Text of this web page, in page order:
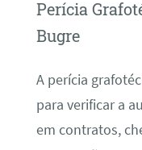
Perícia
Bugre
A perícia
para verificar a
em contratos,